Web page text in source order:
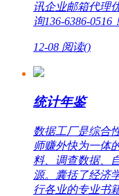
讯企业邮箱代理
询136-6386-0516
12-08 阅读()
统计年鉴
数据工厂是综合
师赚外快为一体
料、调查数据、
源。囊括了经济
行各业的专业书